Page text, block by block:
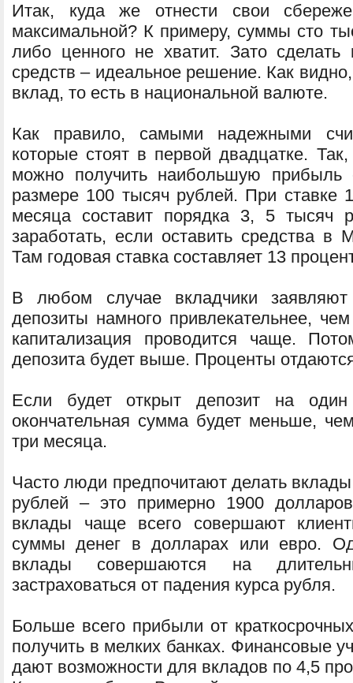
Итак, куда же отнести свои
максимальной? К примеру, суммы сто
либо ценного не хватит. Зато сделать
средств – идеальное решение. Как
вклад, то есть в национальной валюте.
Как правило, самыми надежными
которые стоят в первой двадцатке.
можно получить наибольшую прибыль
размере 100 тысяч рублей. При ставке
месяца составит порядка 3, 5 тысяч
заработать, если оставить средства в
Там годовая ставка составляет 13
В любом случае вкладчики
депозиты намного привлекательнее,
капитализация проводится чаще.
депозита будет выше. Проценты
Если будет открыт депозит на
окончательная сумма будет меньше,
три месяца.
Часто люди предпочитают делать
рублей – это примерно 1900
вклады чаще всего совершают
суммы денег в долларах или евро.
вклады совершаются на
застраховаться от падения курса рубля.
Больше всего прибыли от
получить в мелких банках. Финансовые
дают возможности для вкладов по 4,5